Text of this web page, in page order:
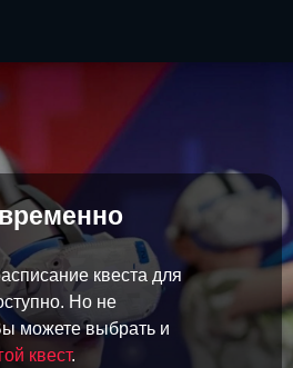
квеста для
Но не
можете выбрать и
квест.